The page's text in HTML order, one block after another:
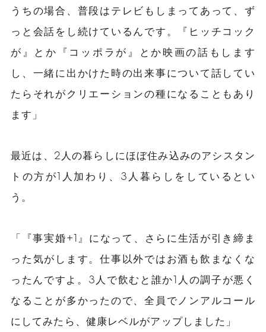
うちの場合、普段はテレビもしまってあって、ず
っと会話をし続けているんです。『ヒッチコック
が』とか『コッポラが』とか映画の話もします
し、一緒に出かけた時の出来事について話してい
たらそれがクリエーションの種になることもあり
ます」
最近は、2人の暮らしにほぼ住み込みのアシスタン
トの方が1人加わり、3人暮らしをしているとい
う。
「『事実婚+1』になって、さらに生活が引き締ま
った気がします。仕事以外ではお酒も飲まなくな
ったんですよ。3人で飲むと誰か1人の調子が悪く
なることが多かったので、全員でノンアルコール
にしてみたら、健康レベルがアップしました」